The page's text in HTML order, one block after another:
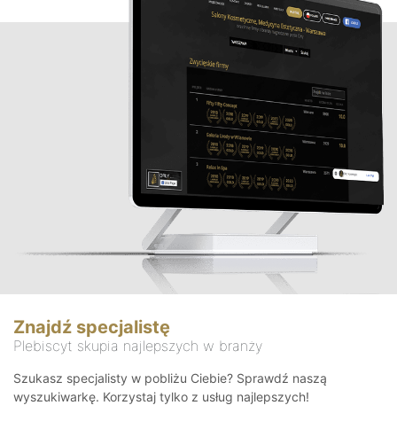
Znajdź specjalistę
Plebiscyt skupia najlepszych w branży
Szukasz specjalisty w pobliżu Ciebie? Sprawdź naszą
wyszukiwarkę. Korzystaj tylko z usług najlepszych!